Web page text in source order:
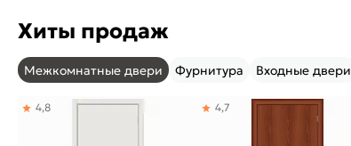
Хиты продаж
Межкомнатные двери Фурнитура Входные двери
4,8 4,7